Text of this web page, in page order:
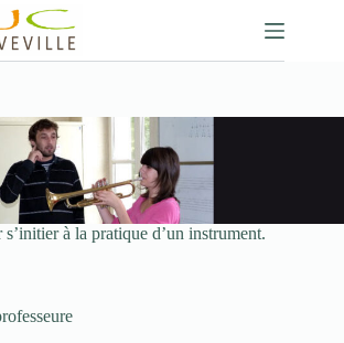
à la pratique d’un instrument.